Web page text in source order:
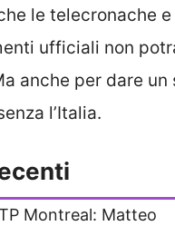
le telecronache
ufficiali non
anche per dare un
l’Italia.
Montreal: Matteo